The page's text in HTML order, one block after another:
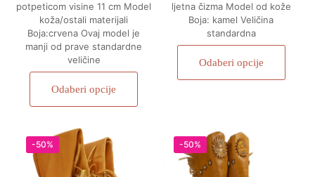
potpeticom visine 11 cm Model
koža/ostali materijali
Boja:crvena Ovaj model je
manji od prave standardne
veličine
Odaberi opcije
ljetna čizma Model od kože
Boja: kamel Veličina
standardna
Odaberi opcije
-50% -50%